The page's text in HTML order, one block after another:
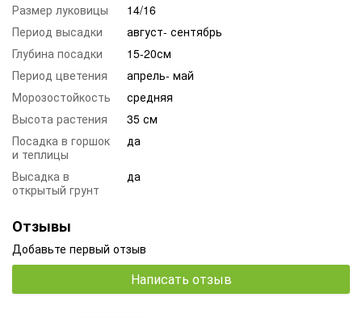
Размер луковицы
14/16
Период высадки
август- сентябрь
Глубина посадки
15-20см
Период цветения
апрель- май
Морозостойкость
средняя
Высота растения
35 см
Посадка в горшок
и теплицы
да
Высадка в
открытый грунт
да
Отзывы
Добавьте первый отзыв
Написать отзыв